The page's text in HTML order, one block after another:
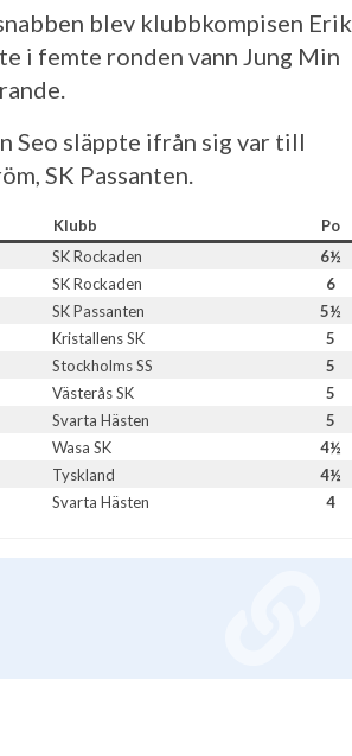
blev klubbkompisen Erik
i femte ronden vann Jung Min
Seo släppte ifrån sig var till
SK Passanten.
Klubb
Po
SK Rockaden
6½
SK Rockaden
6
SK Passanten
5½
Kristallens SK
5
Stockholms SS
5
Västerås SK
5
Svarta Hästen
5
Wasa SK
4½
Tyskland
4½
Svarta Hästen
4